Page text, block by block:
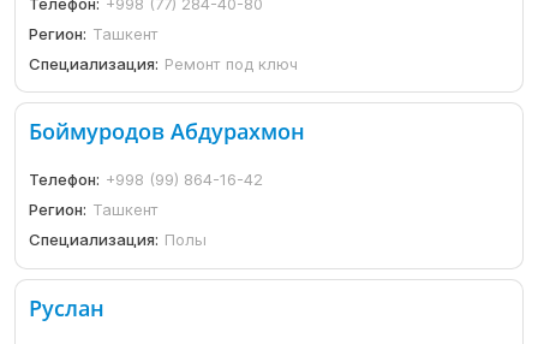
Регион: Ташкент
Специализация: Ремонт под ключ
Боймуродов Абдурахмон
Телефон: +998 (99) 864-16-42
Регион: Ташкент
Специализация: Полы
Руслан